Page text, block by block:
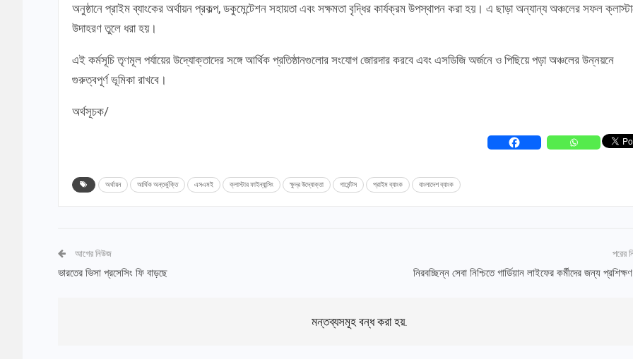
অনুষ্ঠানে প্রাইম ব্যাংকের অর্থায়ন প্রকল্প, ডকুমেন্টেশন সহায়তা এবং সক্ষমতা বৃদ্ধির কার্যক্রম উপস্থাপন করা হয়। এ ছাড়া অন্যান্য অঞ্চলের সফল
উদাহরণ তুলে ধরা হয়।
এই কর্মসূচি তৃণমূল পর্যায়ের উদ্যোক্তাদের সঙ্গে আর্থিক প্রতিষ্ঠানগুলোর সংযোগ জোরদার করবে এবং এসডিজি অর্জনে ও পিছিয়ে পড়া অঞ্চলের উন্নয়নে
গুরুত্বপূর্ণ ভূমিকা রাখবে।
অর্থসূচক/
অর্থায়ন আর্থিক অন্তর্ভুক্তি এসএমই ক্লাস্টার ফাইন্যান্সিং ক্ষুদ্র উদ্যোক্তা গার্মেন্টস প্রাইম ব্যাংক বাংলাদেশ ব্যাংক
আগের নিউজ
ভারতের ভিসা প্রসেসিং ফি বাড়ছে
পরের
নিরবচ্ছিন্ন সেবা নিশ্চিতে গার্ডিয়ান লাইফের কর্মীদের জন্য
মন্তব্যসমূহ বন্ধ করা হয়.